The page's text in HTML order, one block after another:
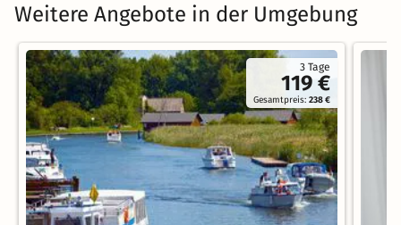
Weitere Angebote in der Umgebung
3 Tage
119 €
Gesamtpreis:238 €